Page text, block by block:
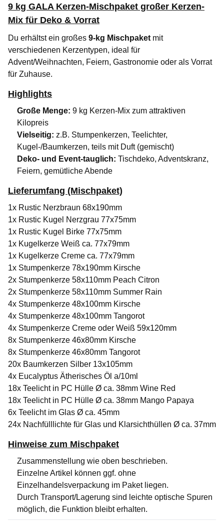
9 kg GALA Kerzen-Mischpaket großer Kerzen-
Mix für Deko & Vorrat
Du erhältst ein großes 9-kg Mischpaket mit
verschiedenen Kerzentypen, ideal für
Advent/Weihnachten, Feiern, Gastronomie oder als Vorrat
für Zuhause.
Highlights
Große Menge: 9 kg Kerzen-Mix zum attraktiven
Kilopreis
Vielseitig: z.B. Stumpenkerzen, Teelichter,
Kugel-/Baumkerzen, teils mit Duft (gemischt)
Deko- und Event-tauglich: Tischdeko, Adventskranz,
Feiern, gemütliche Abende
Lieferumfang (Mischpaket)
1x Rustic Nerzbraun 68x190mm
1x Rustic Kugel Nerzgrau 77x75mm
1x Rustic Kugel Birke 77x75mm
1x Kugelkerze Weiß ca. 77x79mm
1x Kugelkerze Creme ca. 77x79mm
1x Stumpenkerze 78x190mm Kirsche
2x Stumpenkerze 58x110mm Peach Citron
2x Stumpenkerze 58x110mm Summer Rain
4x Stumpenkerze 48x100mm Kirsche
4x Stumpenkerze 48x100mm Tangorot
4x Stumpenkerze Creme oder Weiß 59x120mm
8x Stumpenkerze 46x80mm Kirsche
8x Stumpenkerze 46x80mm Tangorot
20x Baumkerzen Silber 13x105mm
4x Eucalyptus Ätherisches Öl a/10ml
18x Teelicht in PC Hülle Ø ca. 38mm Wine Red
18x Teelicht in PC Hülle Ø ca. 38mm Mango Papaya
6x Teelicht im Glas Ø ca. 45mm
24x Nachfülllichte für Glas und Klarsichthüllen Ø ca. 37mm
Hinweise zum Mischpaket
Zusammenstellung wie oben beschrieben.
Einzelne Artikel können ggf. ohne
Einzelhandelsverpackung im Paket liegen.
Durch Transport/Lagerung sind leichte optische Spuren
möglich, die Funktion bleibt erhalten.